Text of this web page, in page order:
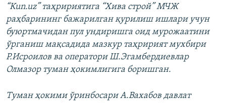
“Kun.uz” таҳририятига “Хива строй” МЧЖ
раҳбарининг бажарилган қурилиш ишлари учун
буюртмачидан пул ундиришга оид мурожаатини
ўрганиш мақсадида мазкур таҳририят мухбири
Р.Исроилов ва оператори Ш.Эгамбердиевлар
Олмазор туман ҳокимлигига боришган.
Туман ҳокими ўринбосари А.Вахабов давлат